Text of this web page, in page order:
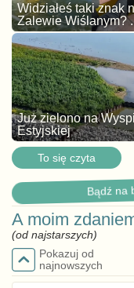
Widziałeś taki znak
Zalewie Wiślanym?
Już zielono na
Estyjskiej
To się czyta
Bądź na
A moim
(od najstarszych)
Pokazuj od
najnowszych